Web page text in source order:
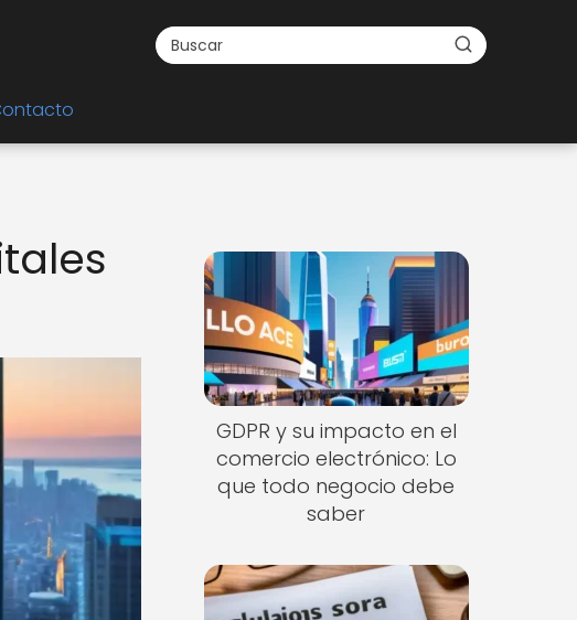
GDPR y su impacto en el
comercio electrónico: Lo
que todo negocio debe
saber